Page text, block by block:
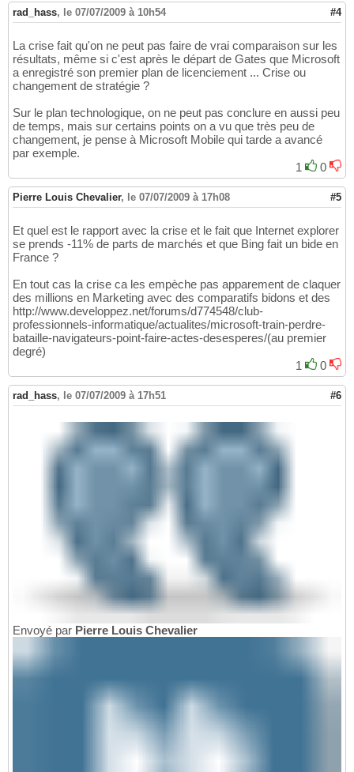
rad_hass, le 07/07/2009 à 10h54 #4
La crise fait qu'on ne peut pas faire de vrai comparaison sur les
résultats, même si c'est après le départ de Gates que Microsoft
a enregistré son premier plan de licenciement ... Crise ou
changement de stratégie ?
Sur le plan technologique, on ne peut pas conclure en aussi peu
de temps, mais sur certains points on a vu que très peu de
changement, je pense à Microsoft Mobile qui tarde a avancé
par exemple.
1
0
Pierre Louis Chevalier, le 07/07/2009 à 17h08 #5
Et quel est le rapport avec la crise et le fait que Internet explorer
se prends -11% de parts de marchés et que Bing fait un bide en
France ?
En tout cas la crise ca les empèche pas apparement de claquer
des millions en Marketing avec des comparatifs bidons et des
http://www.developpez.net/forums/d774548/club-
professionnels-informatique/actualites/microsoft-train-perdre-
bataille-navigateurs-point-faire-actes-desesperes/(au premier
degré)
1
0
rad_hass, le 07/07/2009 à 17h51 #6
Envoyé par Pierre Louis Chevalier